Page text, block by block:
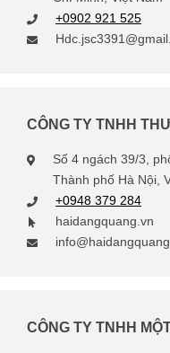
+0902 921 525
CÔNG TY TNHH
Số 4 ngách 39/3,
Thành phố Hà Nội,
+0948 379 284
haidangquang.vn
CÔNG TY TNHH